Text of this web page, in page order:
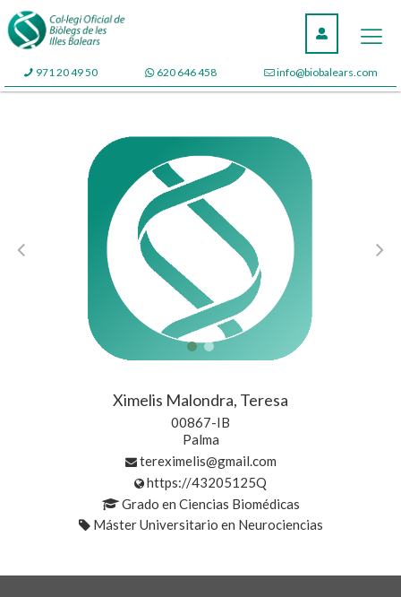
971 20 49 50 620 646 458 info@biobalears.com
Ximelis Malondra, Teresa
00867-IB
Palma
tereximelis@gmail.com
https://43205125Q
Grado en Ciencias Biomédicas
Máster Universitario en Neurociencias